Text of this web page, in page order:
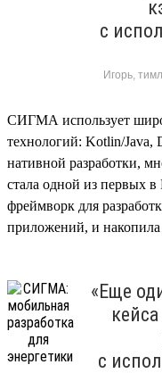
с
Игорь,
СИГМА использует
технологий: Kotlin/Java,
нативной разработки,
стала одной из первых в
фреймворк для
приложений, и накопила
«Еще
с